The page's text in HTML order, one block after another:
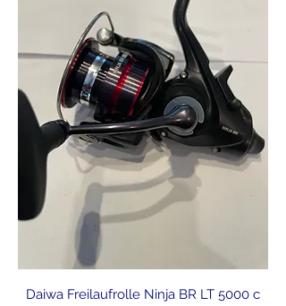
Daiwa Freilaufrolle Ninja BR LT 5000 c